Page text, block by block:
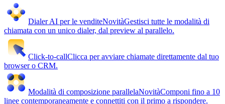
Dialer AI per le venditeNovitàGestisci tutte le modalità di
chiamata con un unico dialer, dal preview al parallelo.
Click-to-callClicca per avviare chiamate direttamente dal tuo
browser o CRM.
Modalità di composizione parallelaNovitàComponi fino a 10
linee contemporaneamente e connettiti con il primo a rispondere.